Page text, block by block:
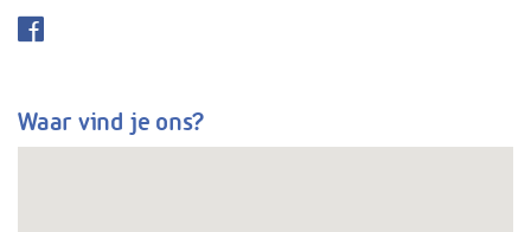
Waar vind je ons?